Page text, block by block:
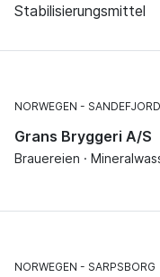
Stabilisierungsmittel
NORWEGEN SANDEFJORD
Grans Bryggeri A/S
Brauereien ·
NORWEGEN SARPSBORG